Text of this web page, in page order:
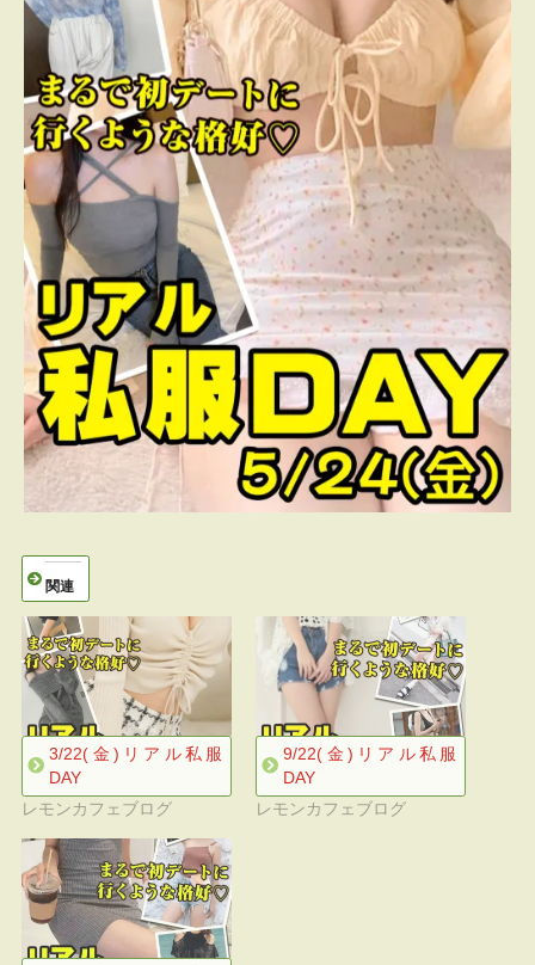
関連
3/22(金)リアル私服
DAY
レモンカフェブログ
9/22(金)リアル私服
DAY
レモンカフェブログ